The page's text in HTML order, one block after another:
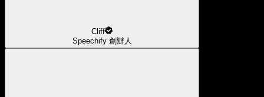
Cliff
Speechify 創辦人